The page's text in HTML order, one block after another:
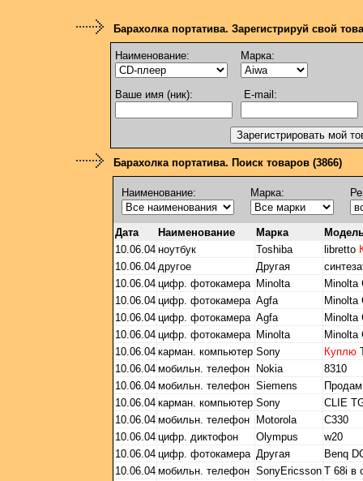
Барахолка портатива. Зарегистрируй свой
Наименование: Марка:
Ваше имя (ник): E-mail:
Барахолка портатива. Поиск товаров (3866)
Наименование: Марка:
Дата Наименование Марка
10.06.04 ноутбук Toshiba libretto
10.06.04 другое Другая
10.06.04 цифр. фотокамера Minolta
10.06.04 цифр. фотокамера Agfa
10.06.04 цифр. фотокамера Agfa
10.06.04 цифр. фотокамера Minolta
10.06.04 карман. компьютер Sony Куплю
10.06.04 мобильн. телефон Nokia
8310
10.06.04 мобильн. телефон Siemens
10.06.04 карман. компьютер Sony
CLIE
10.06.04 мобильн. телефон Motorola
C330
10.06.04 цифр. диктофон Olympus
w20
10.06.04 цифр. фотокамера Другая
Benq
10.06.04 мобильн. телефон SonyEricsson Т 68i в